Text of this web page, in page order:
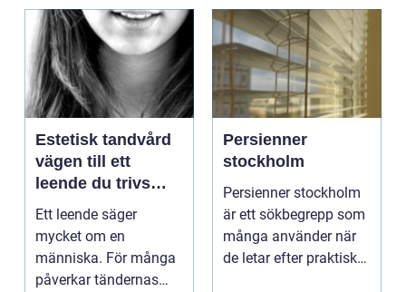
Estetisk tandvård
vägen till ett
leende du trivs
med
Ett leende säger
mycket om en
människa. För många
påverkar tändernas
Persienner
stockholm
Persienner stockholm
är ett sökbegrepp som
många använder när
de letar efter praktiska